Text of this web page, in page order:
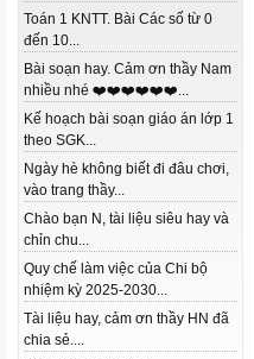
Toán 1 KNTT. Bài Các số từ 0
đến 10...
Bài soạn hay. Cảm ơn thầy Nam
nhiều nhé ❤️❤️❤️❤️❤️❤️...
Kế hoạch bài soạn giáo án lớp 1
theo SGK...
Ngày hè không biết đi đâu chơi,
vào trang thầy...
Chào bạn N, tài liệu siêu hay và
chỉn chu...
Quy chế làm việc của Chi bộ
nhiệm kỳ 2025-2030...
Tài liệu hay, cảm ơn thầy HN đã
chia sẻ....